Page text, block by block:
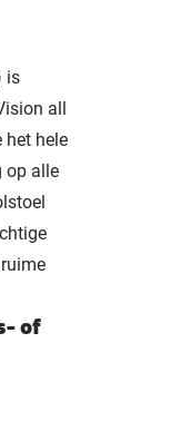
is
all
het hele
op alle
of